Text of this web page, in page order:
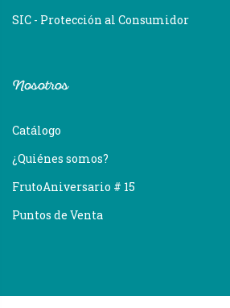
SIC - Protección al Consumidor
Nosotros
Catálogo
¿Quiénes somos?
FrutoAniversario # 15
Puntos de Venta